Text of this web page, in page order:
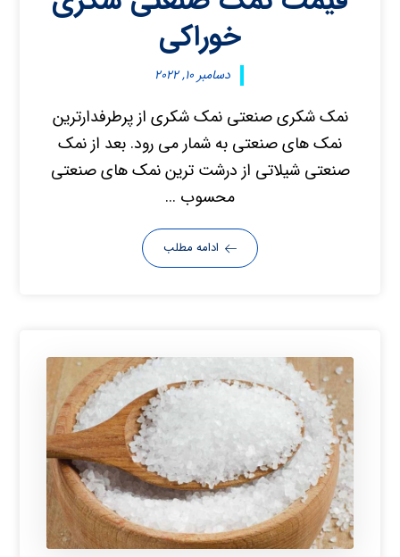
خوراکی
دسامبر ۱۰, ۲۰۲۲
نمک شکری صنعتی نمک شکری از پرطرفدارترین
نمک های صنعتی به شمار می رود. بعد از نمک
صنعتی شیلاتی از درشت ترین نمک های صنعتی
محسوب ...
ادامه مطلب